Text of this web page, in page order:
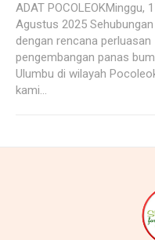
ADAT POCOLEOKMinggu,
Agustus 2025 Sehubungan
dengan rencana perluasan
pengembangan panas
Ulumbu di wilayah
kami...